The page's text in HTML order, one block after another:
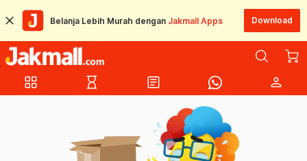
Belanja Lebih Murah dengan Jakmall Apps Download
grid_view hourglass_empty article person